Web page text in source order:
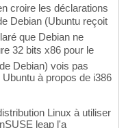
croire les déclarations
Debian (Ubuntu reçoit
que Debian ne
32 bits x86 pour le
Debian) vois pas
à propos de i386
Linux à utiliser
leap l'a